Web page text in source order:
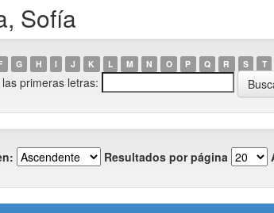
Sofía
G H I J K L M N O P Q R S T
primeras letras:
Resultados por página